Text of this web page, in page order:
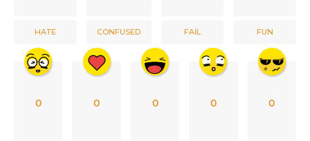
HATE CONFUSED FAIL FUN
0 0 0 0 0